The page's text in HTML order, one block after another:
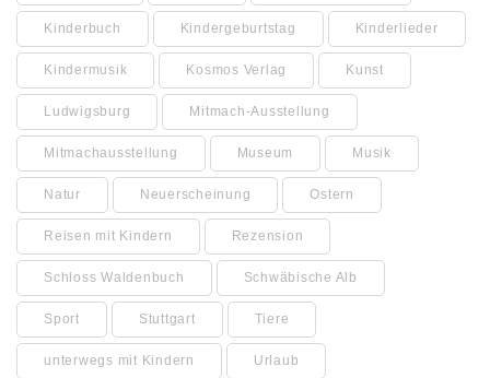
Kinderbuch Kindergeburtstag Kinderlieder
Kindermusik Kosmos Verlag Kunst
Ludwigsburg Mitmach-Ausstellung
Mitmachausstellung Museum Musik
Natur Neuerscheinung Ostern
Reisen mit Kindern Rezension
Schloss Waldenbuch Schwäbische Alb
Sport Stuttgart Tiere
unterwegs mit Kindern Urlaub